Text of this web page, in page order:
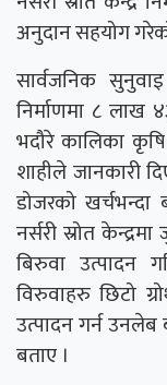
अनुदान सहयोग
सार्वजनिक
निर्माणमा ८
भदौरे कालिका
शाहीले जानकारी
डोजरको
नर्सरी स्रोत
बिरुवा उत्पादन
विरुवाहरु छिटो
उत्पादन गर्न
बताए ।